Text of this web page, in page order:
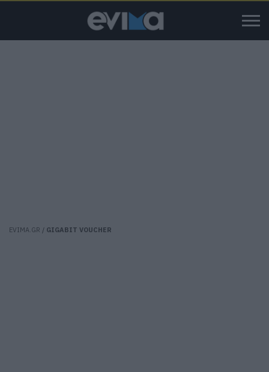
EVIMA.GR / GIGABIT VOUCHER